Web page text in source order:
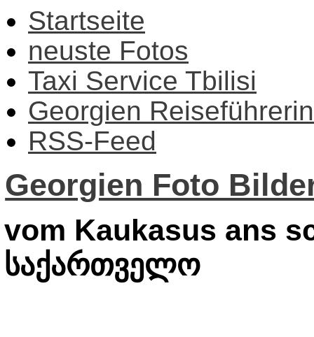
Startseite
neuste Fotos
Taxi Service Tbilisi
Georgien Reiseführerin
RSS-Feed
Georgien Foto
vom Kaukasus ans
საქართველო